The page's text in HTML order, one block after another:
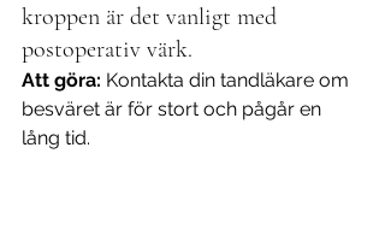
kroppen är det vanligt med
postoperativ värk.
Att göra: Kontakta din tandläkare om
besväret är för stort och pågår en
lång tid.